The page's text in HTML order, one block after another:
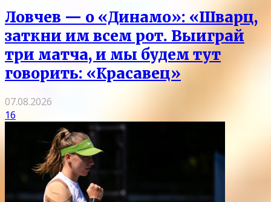
Ловчев — о «Динамо»: «Шварц,
заткни им всем рот. Выиграй
три матча, и мы будем тут
говорить: «Красавец»
07.08.2026
16